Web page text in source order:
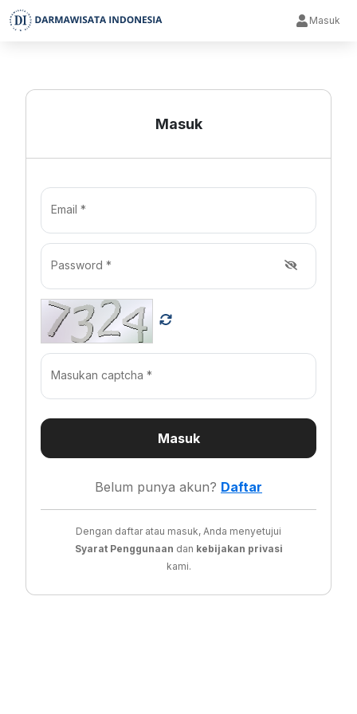
Masuk
Masuk
Email *
Password *
Masukan captcha *
Masuk
Belum punya akun? Daftar
Dengan daftar atau masuk, Anda menyetujui
Syarat Penggunaan dan kebijakan privasi
kami.